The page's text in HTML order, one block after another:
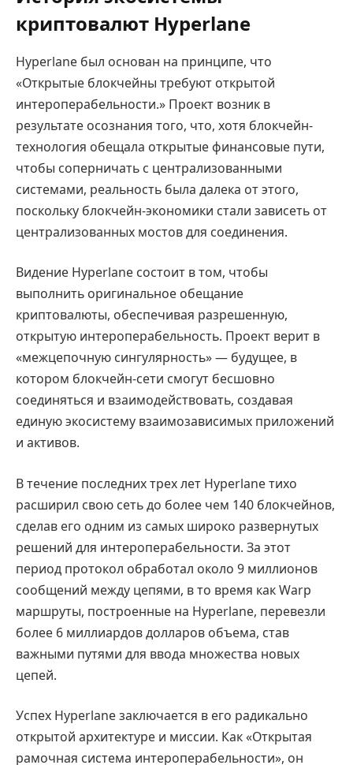
криптовалют Hyperlane
Hyperlane был основан на принципе, что
«Открытые блокчейны требуют открытой
интероперабельности.» Проект возник в
результате осознания того, что, хотя блокчейн-
технология обещала открытые финансовые пути,
чтобы соперничать с централизованными
системами, реальность была далека от этого,
поскольку блокчейн-экономики стали зависеть от
централизованных мостов для соединения.
Видение Hyperlane состоит в том, чтобы
выполнить оригинальное обещание
криптовалюты, обеспечивая разрешенную,
открытую интероперабельность. Проект верит в
«межцепочную сингулярность» — будущее, в
котором блокчейн-сети смогут бесшовно
соединяться и взаимодействовать, создавая
единую экосистему взаимозависимых приложений
и активов.
В течение последних трех лет Hyperlane тихо
расширил свою сеть до более чем 140 блокчейнов,
сделав его одним из самых широко развернутых
решений для интероперабельности. За этот
период протокол обработал около 9 миллионов
сообщений между цепями, в то время как Warp
маршруты, построенные на Hyperlane, перевезли
более 6 миллиардов долларов объема, став
важными путями для ввода множества новых
цепей.
Успех Hyperlane заключается в его радикально
открытой архитектуре и миссии. Как «Открытая
рамочная система интероперабельности», он